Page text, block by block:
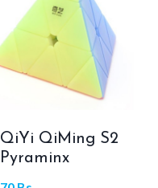
QiYi QiMing S2
Pyraminx